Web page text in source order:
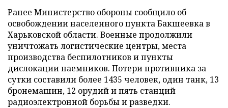
Ранее Министерство обороны сообщило об
освобождении населенного пункта Бакшеевка в
Харьковской области. Военные продолжили
уничтожать логистические центры, места
производства беспилотников и пункты
дислокации наемников. Потери противника за
сутки составили более 1435 человек, один танк, 13
бронемашин, 12 орудий и пять станций
радиоэлектронной борьбы и разведки.